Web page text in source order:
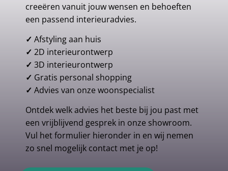
creeëren vanuit jouw wensen en behoeften
een passend interieuradvies.
✓ Afstyling aan huis
✓ 2D interieurontwerp
✓ 3D interieurontwerp
✓ Gratis personal shopping
✓ Advies van onze woonspecialist
Ontdek welk advies het beste bij jou past met
een vrijblijvend gesprek in onze showroom.
Vul het formulier hieronder in en wij nemen
zo snel mogelijk contact met je op!